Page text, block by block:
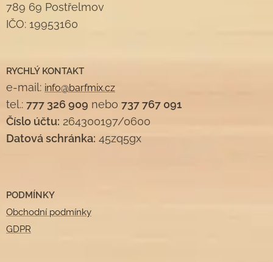
789 69 Postřelmov
IČO: 19953160
RYCHLÝ KONTAKT
e-mail: info@barfmix.cz
tel.: 777 326 909 nebo 737 767 091
Číslo účtu: 264300197/0600
Datová schránka: 45zq5gx
PODMÍNKY
Obchodní podmínky
GDPR